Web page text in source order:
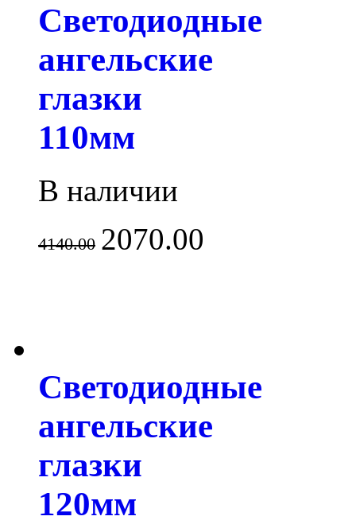
Светодиодные
ангельские
глазки
110мм
В наличии
4140.00 2070.00
Светодиодные
ангельские
глазки
120мм